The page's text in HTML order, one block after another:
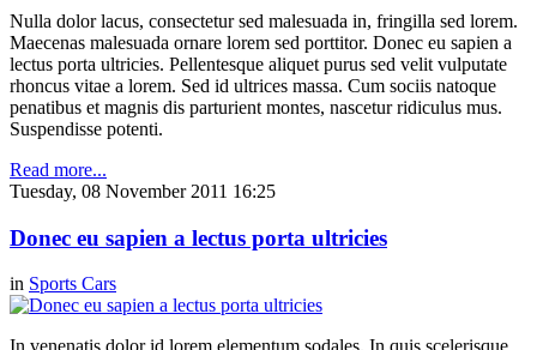
Nulla dolor lacus, consectetur sed malesuada in, fringilla sed lorem.
Maecenas malesuada ornare lorem sed porttitor. Donec eu sapien a
lectus porta ultricies. Pellentesque aliquet purus sed velit vulputate
rhoncus vitae a lorem. Sed id ultrices massa. Cum sociis natoque
penatibus et magnis dis parturient montes, nascetur ridiculus mus.
Suspendisse potenti.
Read more...
Tuesday, 08 November 2011 16:25
Donec eu sapien a lectus porta ultricies
in Sports Cars